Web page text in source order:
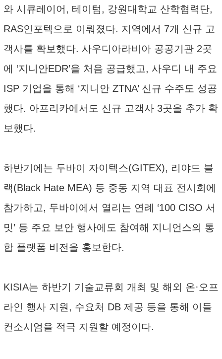
와 시큐레이어, 테이텀, 강원대학교 산학협력단,
RAS인포텍으로 이뤄졌다. 지역에서 7개 신규 고
객사를 확보했다. 사우디아라비아 공공기관 2곳
에 ‘지니안EDR’을 처음 공급했고, 사우디 내 주요
ISP 기업을 통해 ‘지니안 ZTNA’ 신규 수주도 성공
했다. 아프리카에서도 신규 고객사 3곳을 추가 확
보했다.
하반기에는 두바이 자이텍스(GITEX), 리야드 블
랙(Black Hate MEA) 등 중동 지역 대표 전시회에
참가하고, 두바이에서 열리는 연례 ‘100 CISO 서
밋’ 등 주요 보안 행사에도 참여해 지니언스의 통
합 플랫폼 비전을 홍보한다.
KISIA는 하반기 기술교류회 개최 및 해외 온·오프
라인 행사 지원, 수요처 DB 제공 등을 통해 이들
컨소시엄을 적극 지원할 예정이다.